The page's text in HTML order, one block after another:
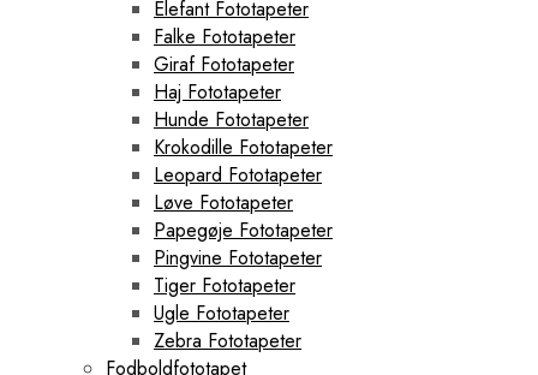
Elefant Fototapeter
Falke Fototapeter
Giraf Fototapeter
Haj Fototapeter
Hunde Fototapeter
Krokodille Fototapeter
Leopard Fototapeter
Løve Fototapeter
Papegøje Fototapeter
Pingvine Fototapeter
Tiger Fototapeter
Ugle Fototapeter
Zebra Fototapeter
Fodboldfototapet